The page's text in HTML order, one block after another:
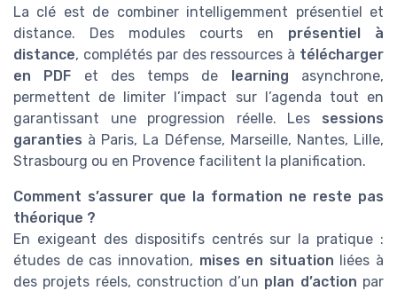
La clé est de combiner intelligemment présentiel et
distance. Des modules courts en présentiel à
distance, complétés par des ressources à télécharger
en PDF et des temps de learning asynchrone,
permettent de limiter l’impact sur l’agenda tout en
garantissant une progression réelle. Les sessions
garanties à Paris, La Défense, Marseille, Nantes, Lille,
Strasbourg ou en Provence facilitent la planification.
Comment s’assurer que la formation ne reste pas
théorique ?
En exigeant des dispositifs centrés sur la pratique :
études de cas innovation, mises en situation liées à
des projets réels, construction d’un plan d’action par